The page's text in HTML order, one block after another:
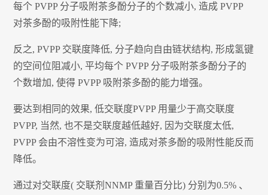
每个 PVPP 分子吸附茶多酚分子的个数减小, 造成 PVPP
对茶多酚的吸附性能下降;
反之, PVPP 交联度降低, 分子趋向自由链状结构, 形成氢键
的空间位阻减小, 平均每个 PVPP 分子吸附茶多酚分子的
个数增加, 使得 PVPP 吸附茶多酚的能力增强。
要达到相同的效果, 低交联度PVPP 用量少于高交联度
PVPP, 当然, 也不是交联度越低越好, 因为交联度太低,
PVPP 会由不溶性变为可溶, 造成对茶多酚的吸附性能反而
降低。
通过对交联度( 交联剂NNMP 重量百分比) 分别为0.5% 、